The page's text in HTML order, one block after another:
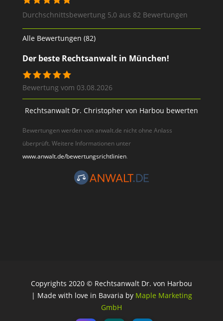
Durchschnittsbewertung 5,0 aus 82 Bewertungen
Alle Bewertungen (82)
Der beste Rechtsanwalt in München!
Bewertung vom 03.08.2026
Rechtsanwalt Dr. Christopher von Harbou bewerten
Bewertungen werden von anwalt.de nicht ohne Anlass
überprüft. Weitere Informationen unter
www.anwalt.de/bewertungsrichtlinien.
Copyrights 2020 © Rechtsanwalt Dr. von Harbou
| Made with love in Bavaria by Maple Marketing
GmbH